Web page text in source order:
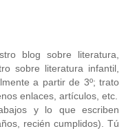
blog sobre literatura,
sobre literatura infantil,
a partir de 3º; trato
enlaces, artículos, etc.
y lo que escriben
recién cumplidos). Tú